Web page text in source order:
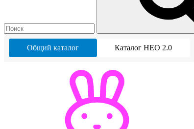
Общий каталог Каталог НЕО 2.0